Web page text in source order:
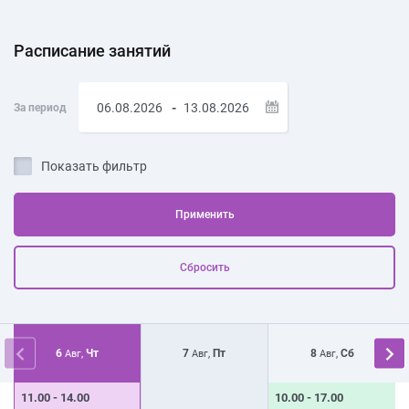
Расписание занятий
За период -
Показать фильтр
Применить
Сбросить
6 Авг,Чт 7 Авг, Пт 8Авг, Сб
11.00 - 14.00 10.00 - 17.00